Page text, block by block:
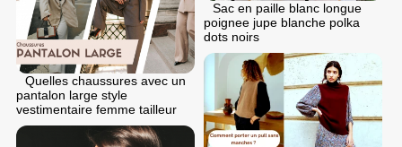
Sac en paille blanc longue
poignee jupe blanche polka
dots noirs
Quelles chaussures avec un
pantalon large style
vestimentaire femme tailleur